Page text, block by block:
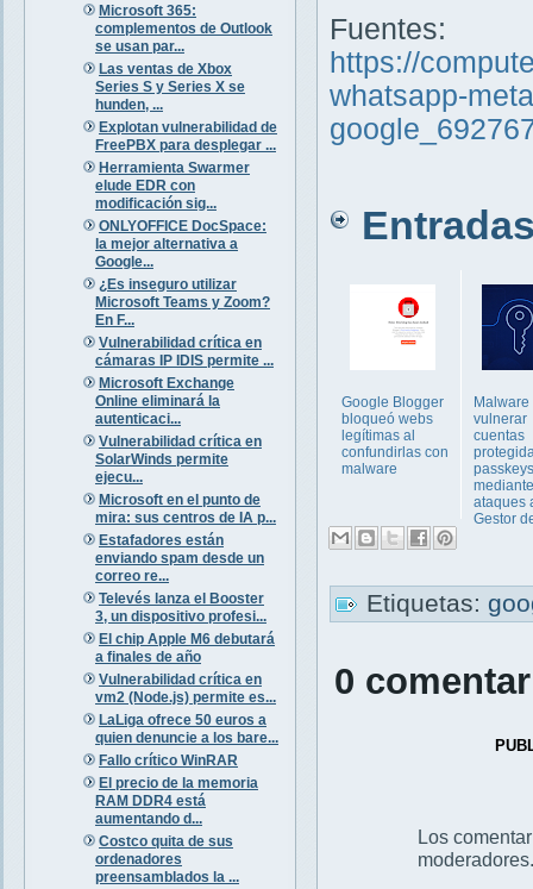
Microsoft 365:
complementos de Outlook
se usan par...
Las ventas de Xbox
Series S y Series X se
hunden, ...
Explotan vulnerabilidad de
FreePBX para desplegar ...
Herramienta Swarmer
elude EDR con
modificación sig...
ONLYOFFICE DocSpace:
la mejor alternativa a
Google...
¿Es inseguro utilizar
Microsoft Teams y Zoom?
En F...
Vulnerabilidad crítica en
cámaras IP IDIS permite ...
Microsoft Exchange
Online eliminará la
autenticaci...
Vulnerabilidad crítica en
SolarWinds permite
ejecu...
Microsoft en el punto de
mira: sus centros de IA p...
Estafadores están
enviando spam desde un
correo re...
Televés lanza el Booster
3, un dispositivo profesi...
El chip Apple M6 debutará
a finales de año
Vulnerabilidad crítica en
vm2 (Node.js) permite es...
LaLiga ofrece 50 euros a
quien denuncie a los bare...
Fallo crítico WinRAR
El precio de la memoria
RAM DDR4 está
aumentando d...
Costco quita de sus
ordenadores
preensamblados la ...
Fuentes:
https://
whatsapp-
Entradas
Google Blogger
bloqueó webs
legítimas al
confundirlas con
malware
vulnerar
cuentas
passkeys
mediante
ataques
Gestor
Etiquetas:
0
Los
moderadores.